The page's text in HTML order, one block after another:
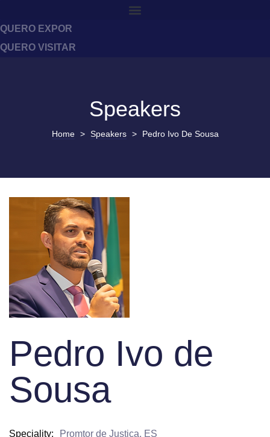
QUERO EXPOR
QUERO VISITAR
Speakers
Home > Speakers > Pedro Ivo De Sousa
Pedro Ivo de
Sousa
Speciality Promtor de Justiça, ES